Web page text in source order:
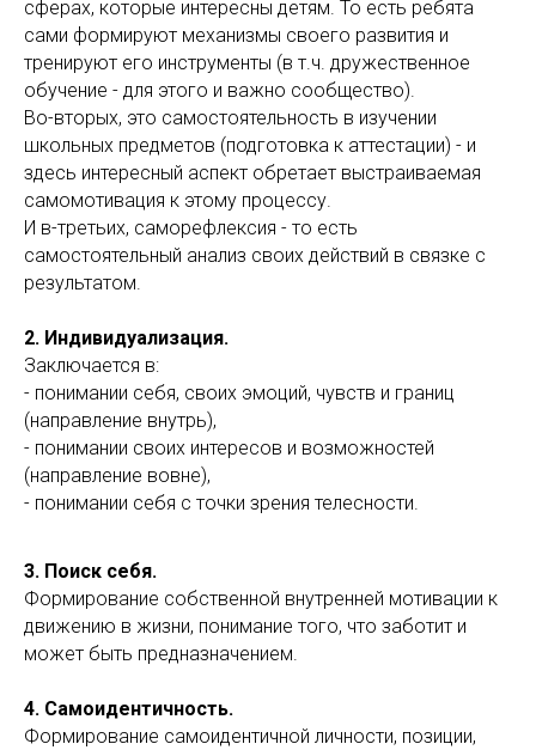
сферах, которые интересны детям. То есть ребята
сами формируют механизмы своего развития и
тренируют его инструменты (в т.ч. дружественное
обучение - для этого и важно сообщество).
Во-вторых, это самостоятельность в изучении
школьных предметов (подготовка к аттестации) - и
здесь интересный аспект обретает выстраиваемая
самомотивация к этому процессу.
И в-третьих, саморефлексия - то есть
самостоятельный анализ своих действий в связке с
результатом.
2. Индивидуализация.
Заключается в:
- понимании себя, своих эмоций, чувств и границ
(направление внутрь),
- понимании своих интересов и возможностей
(направление вовне),
- понимании себя с точки зрения телесности.
3. Поиск себя.
Формирование собственной внутренней мотивации к
движению в жизни, понимание того, что заботит и
может быть предназначением.
4. Самоидентичность.
Формирование самоидентичной личности, позиции,